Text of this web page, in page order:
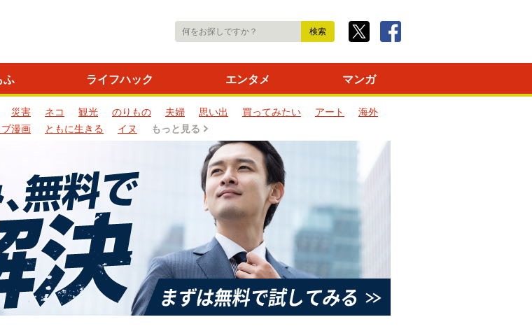
ふ ライフハック エンタメ マンガ
災害 ネコ 観光 のりもの 夫婦 思い出 買ってみたい アート
海外
漫画 ともに生きる イヌ もっと見る